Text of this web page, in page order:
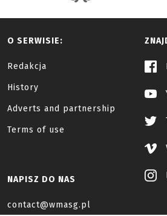
O SERWISIE:
Redakcja
History
Adverts and partnership
Terms of use
NAPISZ DO NAS
contact@wmasg.pl